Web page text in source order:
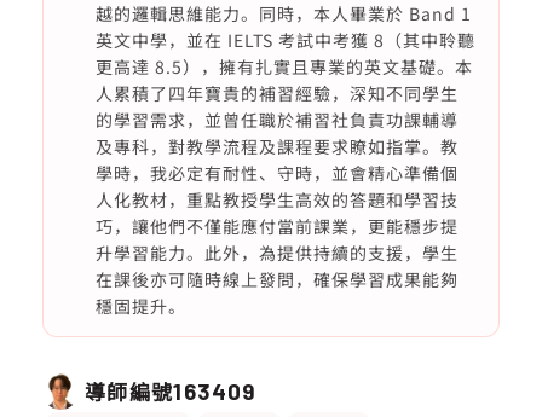
越的邏輯思維能力。同時，本人畢業於 Band 1
英文中學，並在 IELTS 考試中考獲 8（其中聆聽
更高達 8.5），擁有扎實且專業的英文基礎。本
人累積了四年寶貴的補習經驗，深知不同學生
的學習需求，並曾任職於補習社負責功課輔導
及專科，對教學流程及課程要求瞭如指掌。教
學時，我必定有耐性、守時，並會精心準備個
人化教材，重點教授學生高效的答題和學習技
巧，讓他們不僅能應付當前課業，更能穩步提
升學習能力。此外，為提供持續的支援，學生
在課後亦可隨時線上發問，確保學習成果能夠
穩固提升。
導師編號163409